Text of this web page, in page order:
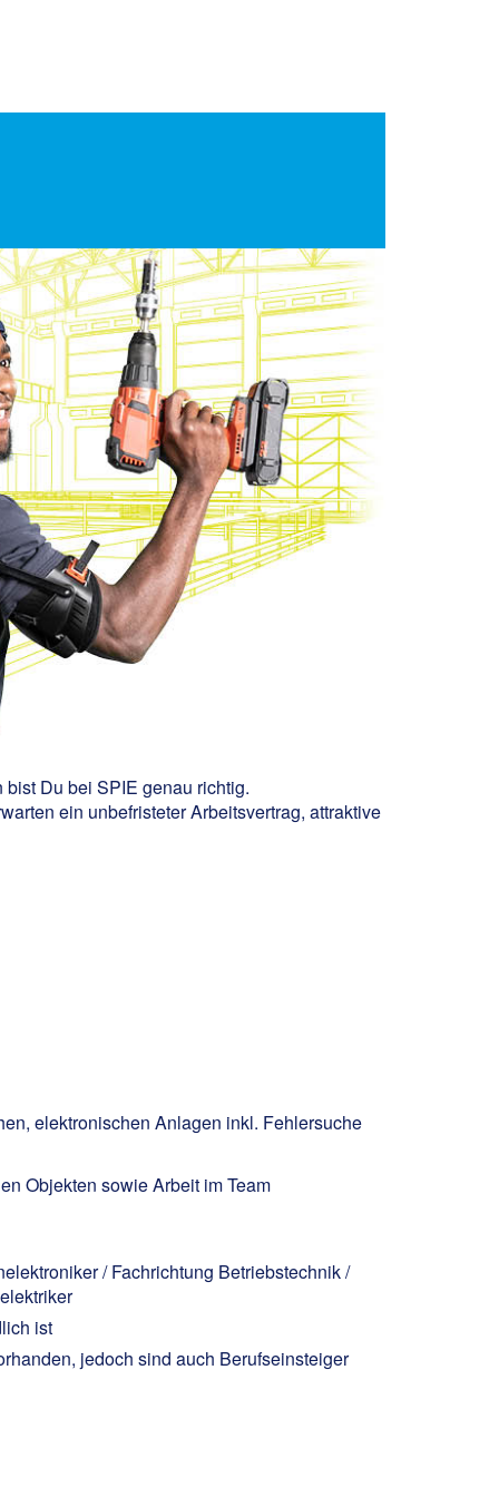
Du bei SPIE genau richtig.
ein unbefristeter Arbeitsvertrag, attraktive
elektronischen Anlagen inkl. Fehlersuche
Objekten sowie Arbeit im Team
/ Fachrichtung Betriebstechnik /
ist
jedoch sind auch Berufseinsteiger